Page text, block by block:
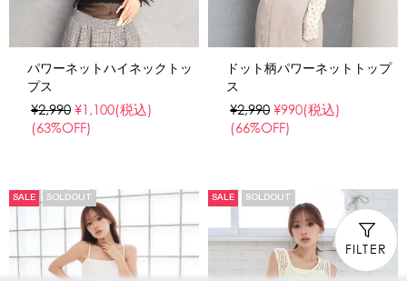
FILTER
パワーネットハイネックトッ
プス
¥2,990 ¥1,100(税込)
(63%OFF)
ドット柄パワーネットトップ
ス
¥2,990 ¥990(税込)
(66%OFF)
SALE SOLDOUT SALE SOLDOUT